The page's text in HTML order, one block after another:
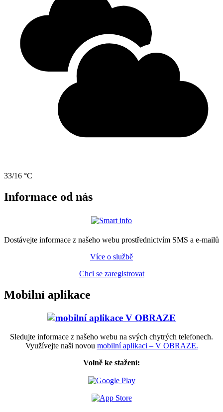
33/16 °C
Informace od nás
Dostávejte informace z našeho webu prostřednictvím SMS a e-mailů
Více o službě
Chci se zaregistrovat
Mobilní aplikace
Sledujte informace z našeho webu na svých chytrých telefonech.
Využívejte naši novou mobilní aplikaci – V OBRAZE.
Volně ke stažení: